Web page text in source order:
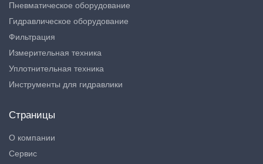
Пневматическое оборудование
Гидравлическое оборудование
Фильтрация
Измерительная техника
Уплотнительная техника
Инструменты для гидравлики
Страницы
О компании
Сервис